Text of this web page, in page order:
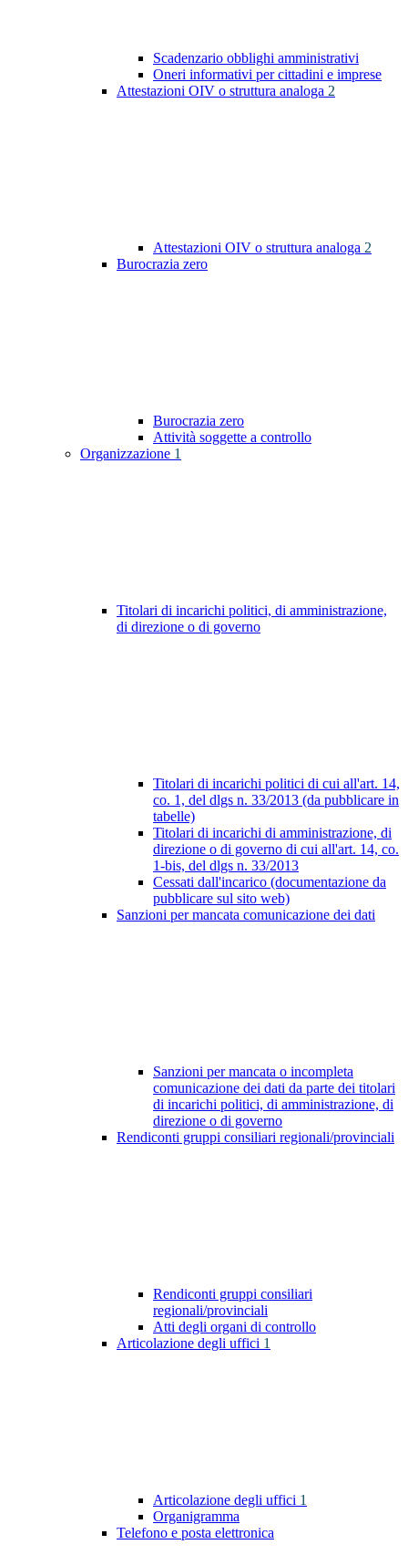
Scadenzario obblighi amministrativi
Oneri informativi per cittadini e imprese
Attestazioni OIV o struttura analoga 2
Attestazioni OIV o struttura analoga 2
Burocrazia zero
Burocrazia zero
Attività soggette a controllo
Organizzazione 1
Titolari di incarichi politici, di amministrazione,
di direzione o di governo
Titolari di incarichi politici di cui all'art. 14,
co. 1, del dlgs n. 33/2013 (da pubblicare in
tabelle)
Titolari di incarichi di amministrazione, di
direzione o di governo di cui all'art. 14, co.
1-bis, del dlgs n. 33/2013
Cessati dall'incarico (documentazione da
pubblicare sul sito web)
Sanzioni per mancata comunicazione dei dati
Sanzioni per mancata o incompleta
comunicazione dei dati da parte dei titolari
di incarichi politici, di amministrazione, di
direzione o di governo
Rendiconti gruppi consiliari regionali/provinciali
Rendiconti gruppi consiliari
regionali/provinciali
Atti degli organi di controllo
Articolazione degli uffici 1
Articolazione degli uffici 1
Organigramma
Telefono e posta elettronica